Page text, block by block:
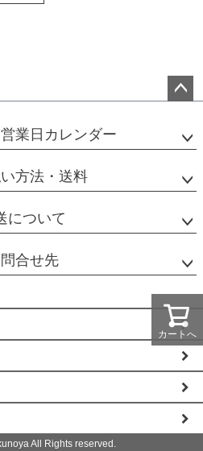
カートへ
ップ
業日カレンダー
方法・送料
について
合せ先
All Rights reserved.